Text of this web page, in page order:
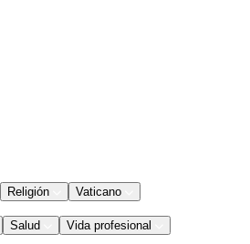
Religión Vaticano
Salud Vida profesional